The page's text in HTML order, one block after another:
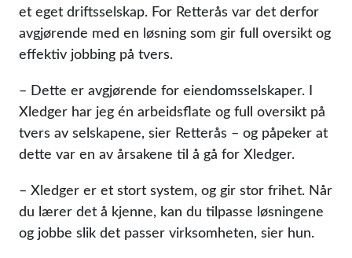
et eget driftsselskap. For Retterås var det derfor
avgjørende med en løsning som gir full oversikt og
effektiv jobbing på tvers.
– Dette er avgjørende for eiendomsselskaper. I
Xledger har jeg én arbeidsflate og full oversikt på
tvers av selskapene, sier Retterås – og påpeker at
dette var en av årsakene til å gå for Xledger.
– Xledger er et stort system, og gir stor frihet. Når
du lærer det å kjenne, kan du tilpasse løsningene
og jobbe slik det passer virksomheten, sier hun.